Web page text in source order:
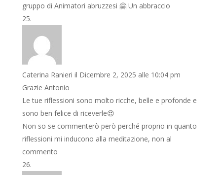
gruppo di Animatori abruzzesi 🤗 Un abbraccio
Caterina Ranieri il Dicembre 2, 2025 alle 10:04 pm
Grazie Antonio
Le tue riflessioni sono molto ricche, belle e profonde e
sono ben felice di riceverle😍
Non so se commenterò però perché proprio in quanto
riflessioni mi inducono alla meditazione, non al
commento